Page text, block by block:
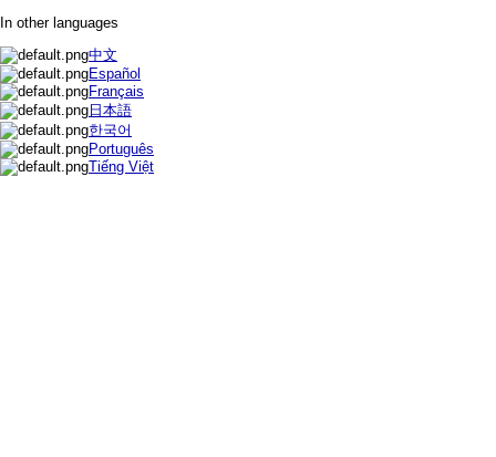
In other languages
中文
Español
Français
日本語
한국어
Português
Tiếng Việt